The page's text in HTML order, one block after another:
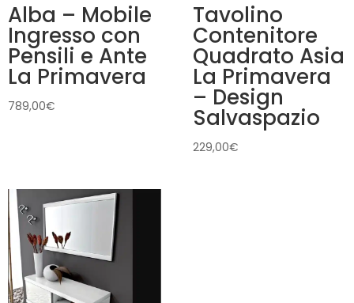
Alba – Mobile
Ingresso con
Pensili e Ante
La Primavera
789,00€
Tavolino
Contenitore
Quadrato Asia
La Primavera
– Design
Salvaspazio
229,00€